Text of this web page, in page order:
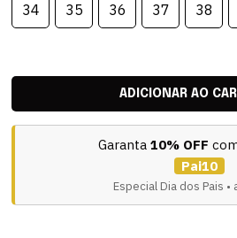
34 35 36 37 38
Garanta 10% OFF
Pai10
Especial Dia dos Pais